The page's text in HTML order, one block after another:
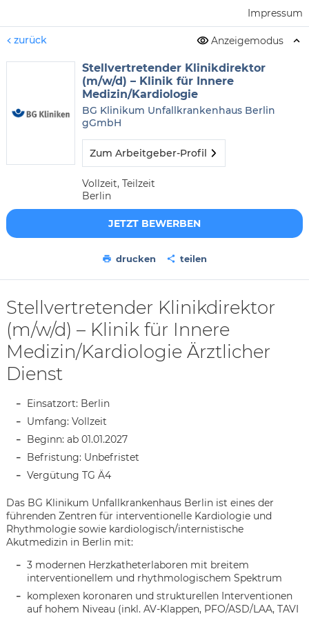
Impressum
zurück Anzeigemodus
Stellvertretender Klinikdirektor
(m/w/d) – Klinik für Innere
Medizin/Kardiologie
BG Klinikum Unfallkrankenhaus Berlin
gGmbH
Zum Arbeitgeber-Profil
Vollzeit, Teilzeit
Berlin
JETZT BEWERBEN
drucken teilen
Stellvertretender Klinikdirektor
(m/w/d) – Klinik für Innere
Medizin/Kardiologie Ärztlicher
Dienst
Einsatzort: Berlin
Umfang: Vollzeit
Beginn: ab 01.01.2027
Befristung: Unbefristet
Vergütung TG Ä4
Das BG Klinikum Unfallkrankenhaus Berlin ist eines der
führenden Zentren für interventionelle Kardiologie und
Rhythmologie sowie kardiologisch/internistische
Akutmedizin in Berlin mit:
3 modernen Herzkatheterlaboren mit breitem
interventionellem und rhythmologischem Spektrum
komplexen koronaren und strukturellen Interventionen
auf hohem Niveau (inkl. AV-Klappen, PFO/ASD/LAA, TAVI
Karte anzeigen